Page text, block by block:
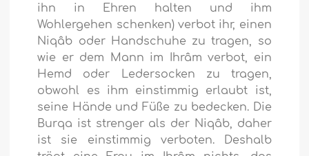
ihn in Ehren halten und ihm
Wohlergehen schenken) verbot ihr, einen
Niqâb oder Handschuhe zu tragen, so
wie er dem Mann im Ihrâm verbot, ein
Hemd oder Ledersocken zu tragen,
obwohl es ihm einstimmig erlaubt ist,
seine Hände und Füße zu bedecken. Die
Burqa ist strenger als der Niqâb, daher
ist sie einstimmig verboten. Deshalb